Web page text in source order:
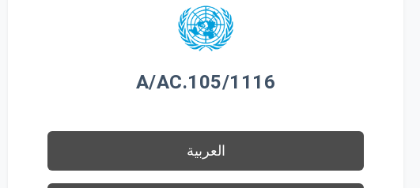
A/AC.105/1116
العربية